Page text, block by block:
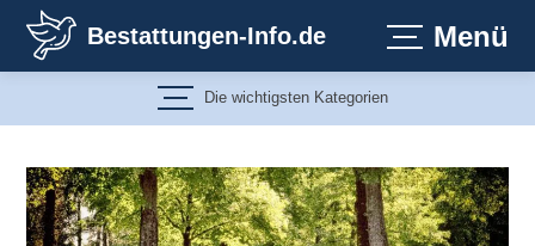
Inhalt
springen
Bestattungen-Info.de Menü
Die wichtigsten Kategorien